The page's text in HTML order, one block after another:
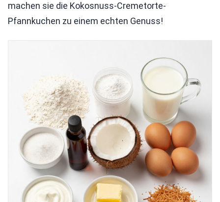
machen sie die Kokosnuss-Cremetorte-
Pfannkuchen zu einem echten Genuss!